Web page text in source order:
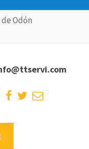
Odón